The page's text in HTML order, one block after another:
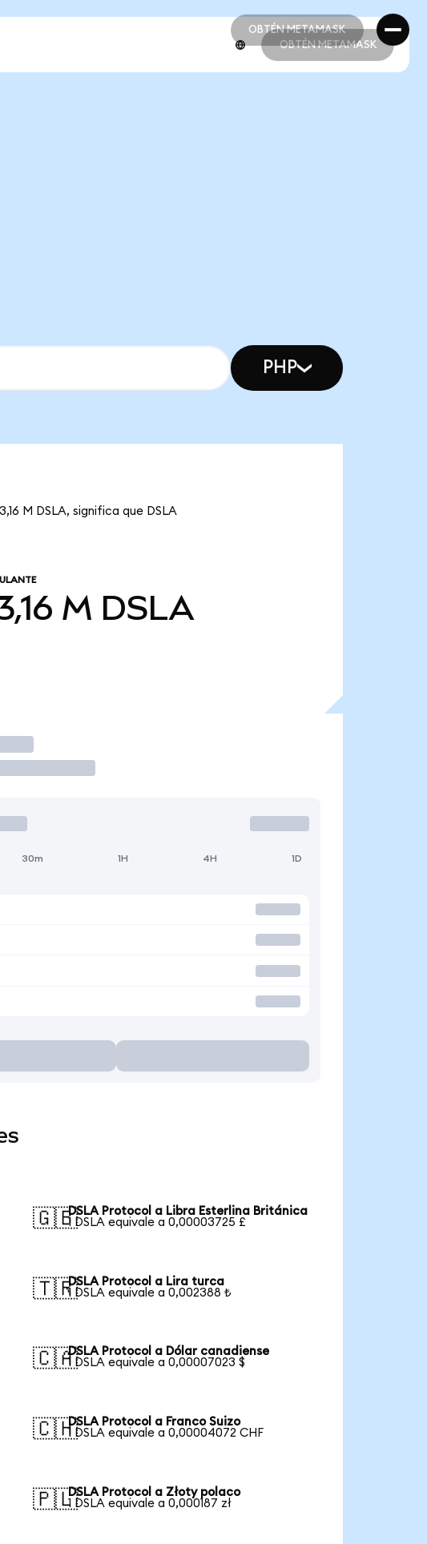
OBTÉN METAMASK
OBTÉN METAMASK
OBTÉN METAMASK
PHP
M DSLA, significa que DSLA
M DSLA
30m 1H 4H 1D
🇬🇧DSLA Protocol a Libra Esterlina Británica
1 DSLA equivale a 0,00003725 £
🇹🇷DSLA Protocol a Lira turca
1 DSLA equivale a 0,002388 ₺
🇨🇦DSLA Protocol a Dólar canadiense
1 DSLA equivale a 0,00007023 $
🇨🇭DSLA Protocol a Franco Suizo
1 DSLA equivale a 0,00004072 CHF
🇵🇱DSLA Protocol a Złoty polaco
1 DSLA equivale a 0,000187 zł